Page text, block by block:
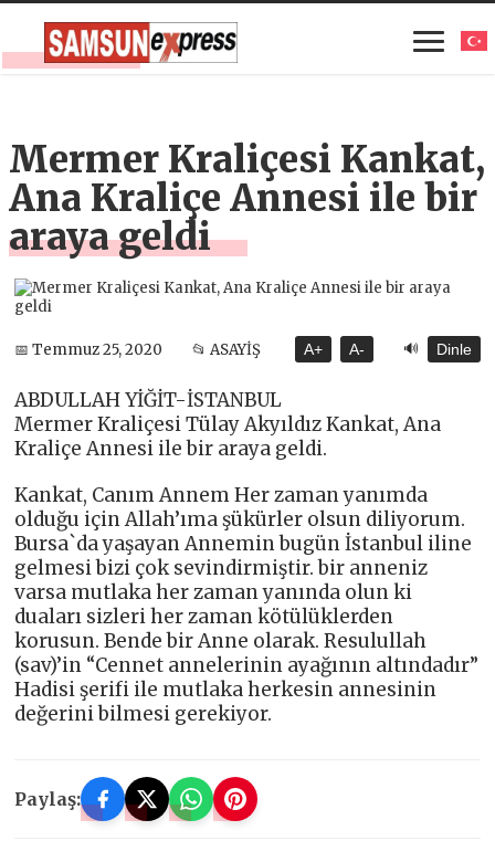
Mermer Kraliçesi Kankat,
Ana Kraliçe Annesi ile bir
araya geldi
📅 Temmuz 25, 2020 📂 ASAYİŞ A+ A- 🔊 Dinle
ABDULLAH YİĞİT-İSTANBUL
Mermer Kraliçesi Tülay Akyıldız Kankat, Ana
Kraliçe Annesi ile bir araya geldi.
Kankat, Canım Annem Her zaman yanımda
olduğu için Allah’ıma şükürler olsun diliyorum.
Bursa`da yaşayan Annemin bugün İstanbul iline
gelmesi bizi çok sevindirmiştir. bir anneniz
varsa mutlaka her zaman yanında olun ki
duaları sizleri her zaman kötülüklerden
korusun. Bende bir Anne olarak. Resulullah
(sav)’in “Cennet annelerinin ayağının altındadır”
Hadisi şerifi ile mutlaka herkesin annesinin
değerini bilmesi gerekiyor.
Paylaş: